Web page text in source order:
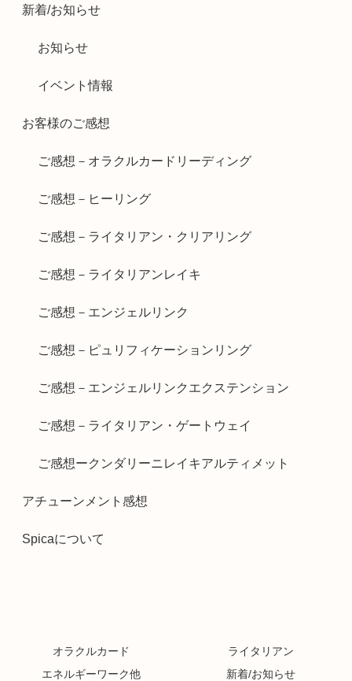
新着/お知らせ
お知らせ
イベント情報
お客様のご感想
ご感想－オラクルカードリーディング
ご感想－ヒーリング
ご感想－ライタリアン・クリアリング
ご感想－ライタリアンレイキ
ご感想－エンジェルリンク
ご感想－ピュリフィケーションリング
ご感想－エンジェルリンクエクステンション
ご感想－ライタリアン・ゲートウェイ
ご感想ークンダリーニレイキアルティメット
アチューンメント感想
Spicaについて
オラクルカード
ライタリアン
エネルギーワーク他
新着/お知らせ